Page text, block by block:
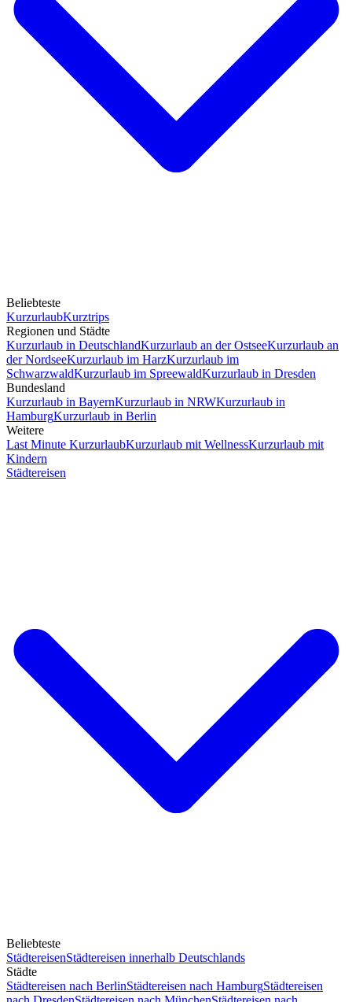
Beliebteste
KurzurlaubKurztrips
Regionen und Städte
Kurzurlaub in DeutschlandKurzurlaub an der OstseeKurzurlaub an
der NordseeKurzurlaub im HarzKurzurlaub im
SchwarzwaldKurzurlaub im SpreewaldKurzurlaub in Dresden
Bundesland
Kurzurlaub in BayernKurzurlaub in NRWKurzurlaub in
HamburgKurzurlaub in Berlin
Weitere
Last Minute KurzurlaubKurzurlaub mit WellnessKurzurlaub mit
Kindern
Städtereisen
Beliebteste
StädtereisenStädtereisen innerhalb Deutschlands
Städte
Städtereisen nach BerlinStädtereisen nach HamburgStädtereisen